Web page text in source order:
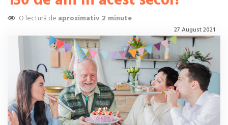
O lectură de aproximativ 2 minute
27 August 2021